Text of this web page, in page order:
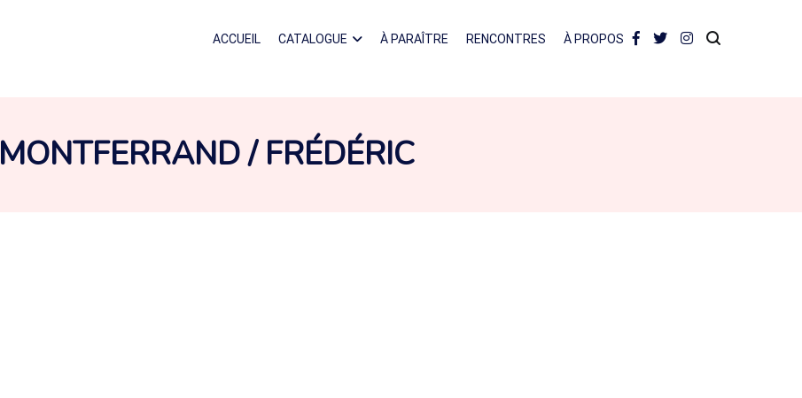
ACCUEIL CATALOGUE À PARAÎTRE RENCONTRES À PROPOS
AUTEUR :
MONTFERRAND / FRÉDÉRIC